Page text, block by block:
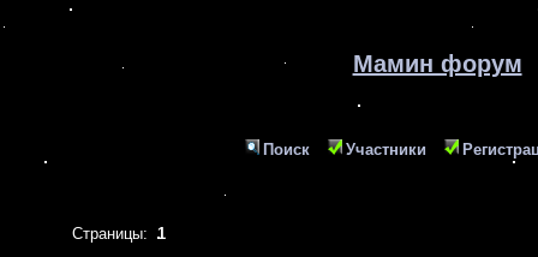
Мамин форум
Поиск Участники
Страницы:1